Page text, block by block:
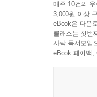
매주 10건의
3,000원 이상
eBook은 다운
클래스는 첫번
사락 독서모임
eBook 페이백,